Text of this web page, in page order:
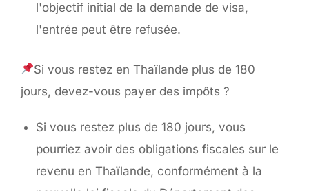
l'objectif initial de la demande de visa,
l'entrée peut être refusée.
Si vous restez en Thaïlande plus de 180
jours, devez-vous payer des impôts ?
Si vous restez plus de 180 jours, vous
pourriez avoir des obligations fiscales sur le
revenu en Thaïlande, conformément à la